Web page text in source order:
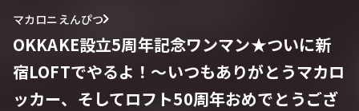
マカロニえんぴつ
OKKAKE設立5周年記念ワンマン★ついに新
宿LOFTでやるよ！〜いつもありがとうマカロ
ッカー、そしてロフト50周年おめでとうござ